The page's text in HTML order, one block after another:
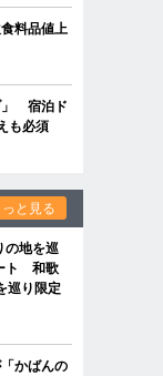
料品値上
」 宿泊ド
も必須
っと見る
の地を巡
ト 和歌
巡り限定
かばんの